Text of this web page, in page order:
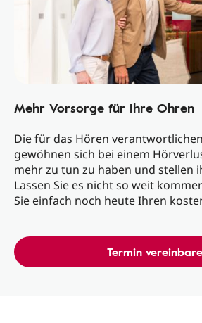
Mehr Vorsorge für Ihre Ohren
Die für das Hören
gewöhnen sich bei einem
mehr zu tun zu haben und stellen
Lassen Sie es nicht so weit
Sie einfach noch heute Ihren
Termin